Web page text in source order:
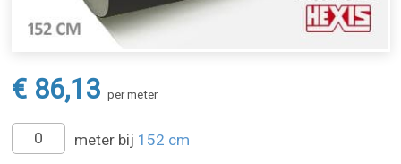
€ 86,13 per meter
meter bij 152 cm